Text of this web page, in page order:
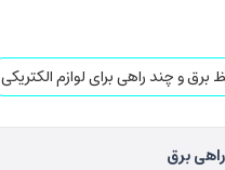
برق و چند راهی برای لوازم الکتریکی
برق